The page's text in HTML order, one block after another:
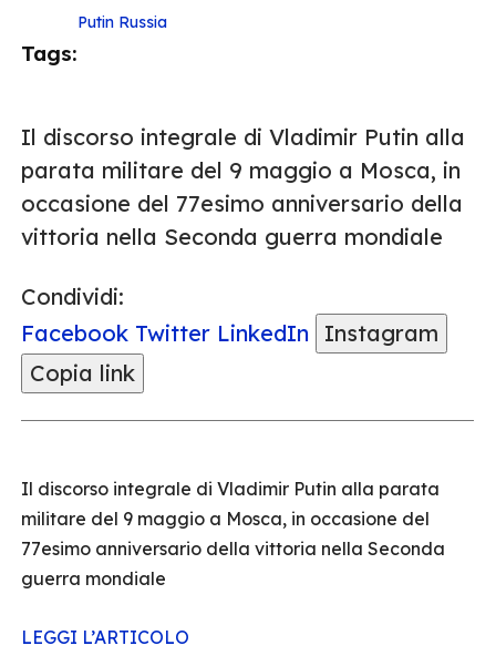
Tags:
Putin Russia
Il discorso integrale di Vladimir Putin alla
parata militare del 9 maggio a Mosca, in
occasione del 77esimo anniversario della
vittoria nella Seconda guerra mondiale
Condividi:
Facebook Twitter LinkedIn
Instagram
Copia link
Il discorso integrale di Vladimir Putin alla parata
militare del 9 maggio a Mosca, in occasione del
77esimo anniversario della vittoria nella Seconda
guerra mondiale
LEGGI L’ARTICOLO